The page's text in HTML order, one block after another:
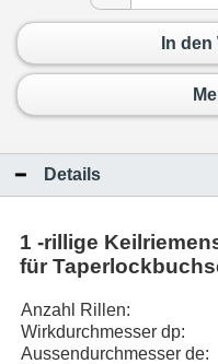
In
Details
1 -rillige
für
Anzahl Rillen:
Wirkdurchmesser dp:
Aussendurchmesser de: